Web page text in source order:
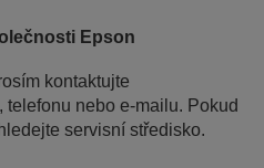
Epson
kontaktujte
nebo e-mailu. Pokud
servisní středisko.